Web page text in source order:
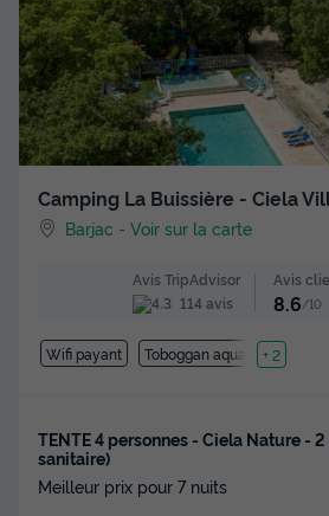
Camping La Buissière - Ciela
Barjac -Voir sur la carte
Avis TripAdvisor
114 avis
Avis
8.6/10
Wifi payant Toboggan aquatique
+ 2
TENTE 4 personnes - Ciela Nature -
sanitaire)
Meilleur prix pour 7 nuits